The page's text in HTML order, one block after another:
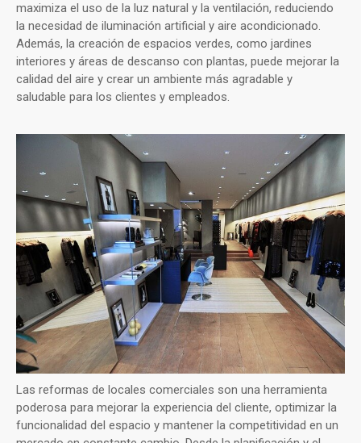
maximiza el uso de la luz natural y la ventilación, reduciendo
la necesidad de iluminación artificial y aire acondicionado.
Además, la creación de espacios verdes, como jardines
interiores y áreas de descanso con plantas, puede mejorar la
calidad del aire y crear un ambiente más agradable y
saludable para los clientes y empleados.
Las reformas de locales comerciales son una herramienta
poderosa para mejorar la experiencia del cliente, optimizar la
funcionalidad del espacio y mantener la competitividad en un